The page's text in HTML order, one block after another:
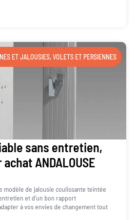
ET JALOUSIES,VOLETS ET PERSIENNES
sans entretien,
ANDALOUSE
modèle de jalousie coulissante teintée
et d’un bon rapport
à vos envies de changement tout